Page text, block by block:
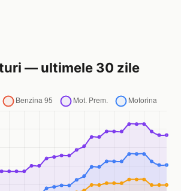
— ultimele 30 zile